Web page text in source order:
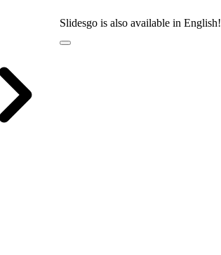
Slidesgo is also available in English!